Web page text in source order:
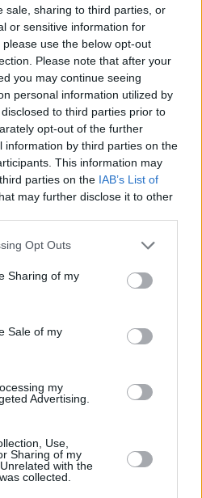
sale, sharing to third parties, or
or sensitive information for
use the below opt-out
Please note that after your
you may continue seeing
personal information utilized by
to third parties prior to
opt-out of the further
information by third parties on the
This information may
parties on the IAB’s List of
may further disclose it to other
Opt Outs
Sharing of my
Sale of my
my
Advertising.
Use,
Sharing of my
with the
collected.
de Villancicos
el 9 de diciembre